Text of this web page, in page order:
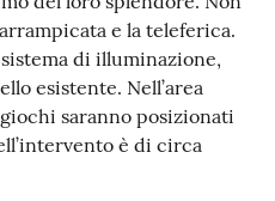
e la teleferica.
di illuminazione,
esistente. Nell’area
saranno posizionati
è di circa